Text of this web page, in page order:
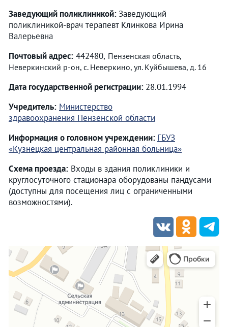
Заведующий поликлиникой: Заведующий
поликлиникой-врач терапевт Клинкова Ирина
Валерьевна
Почтовый адрес: 442480, Пензенская область,
Неверкинский р-он, с. Неверкино, ул. Куйбышева, д. 16
Дата государственной регистрации: 28.01.1994
Учредитель: Министерство
здравоохранения Пензенской области
Информация о головном учреждении: ГБУЗ
«Кузнецкая центральная районная больница»
Схема проезда: Входы в здания поликлиники и
круглосуточного стационара оборудованы пандусами
(доступны для посещения лиц с ограниченными
возможностями).